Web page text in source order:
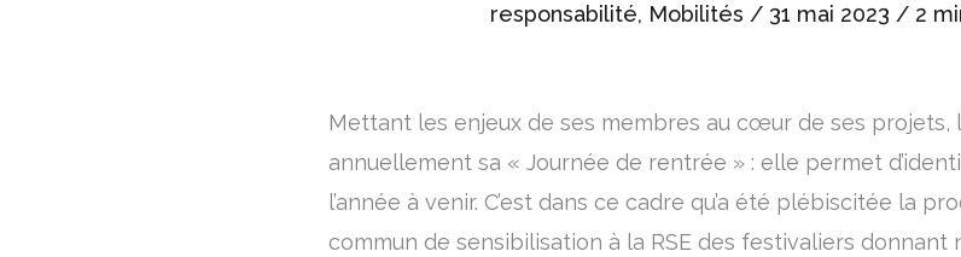
responsabilité, Mobilités / 31 mai 2023 / 2
Mettant les enjeux de ses membres au cœur de ses projets,
annuellement sa « Journée de rentrée » : elle permet
l’année à venir. C’est dans ce cadre qu’a été plébiscitée la
commun de sensibilisation à la RSE des festivaliers donnant